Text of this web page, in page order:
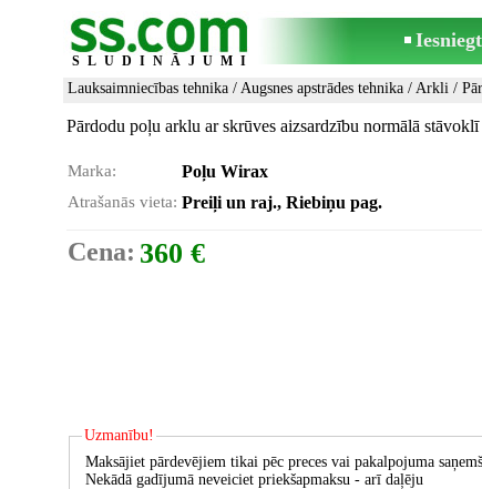
SLUDINĀJUMI
Lauksaimniecības tehnika / Augsnes apstrādes tehnika / Arkli /
Pārdodu poļu arklu ar skrūves aizsardzību normālā stāvoklī
Marka: Poļu Wirax
Atrašanās vieta: Preiļi un raj., Riebiņu pag.
Cena: 360 €
Uzmanību!
Maksājiet pārdevējiem tikai pēc preces vai pakalpojuma
Nekādā gadījumā neveiciet priekšapmaksu - arī daļēju